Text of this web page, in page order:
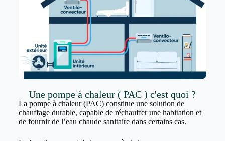
Une pompe à chaleur ( PAC ) c'est quoi ?
La pompe à chaleur (PAC) constitue une solution de
chauffage durable, capable de réchauffer une habitation et
de fournir de l’eau chaude sanitaire dans certains cas.